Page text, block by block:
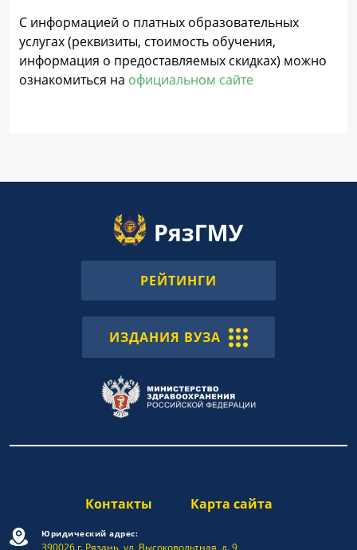
С информацией о платных образовательных
услугах (реквизиты, стоимость обучения,
информация о предоставляемых скидках) можно
ознакомиться на официальном сайте
РЕЙТИНГИ
ИЗДАНИЯ ВУЗА
Контакты Карта сайта
Юридический адрес:
390026 г. Рязань, ул. Высоковольтная, д. 9